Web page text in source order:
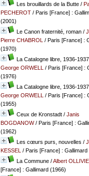
Les brouillards de la Butte/
PECHEROT/ Paris [France] :
(2001)
Le Canon fraternité, roman/
Pierre CHABROL / Paris [France] :
(1970)
La Catalogne libre, 1936-1937
George ORWELL / Paris [France] :
(1976)
La Catalogne libre, 1936-1937
George ORWELL / Paris [France] :
(1955)
Ceux de Kronstadt/ Janis
BOGDANOW/ Paris [France] :
(1962)
Les cœurs purs, nouvelles /
KESSEL / Paris [France] : Gallimard
La Commune/Albert
[France] : Gallimard (1966)